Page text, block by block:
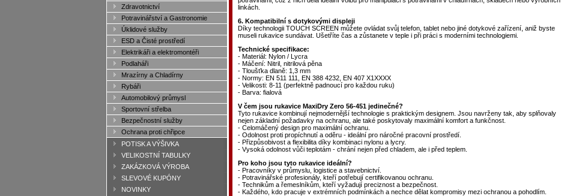
Zdravotnictví
Potravinářství a Gastronomie
Úklidové služby
ESD a Čisté prostředí
Elektrikáři a elektromontéři
Podlaháři
Mrazírny a Chladírny
Rybáři
Automobilový průmysl
Sportovní střelba
Bezpečnostní služby
Ochrana proti chřipce
POTISK A VÝŠIVKA
VELIKOSTNÍ TABULKY
ZAKÁZKOVÁ VÝROBA
SLEVOVÉ KUPÓNY
NOVINKY
linkách.
6. Kompatibilní s dotykovými displeji
Díky technologii TOUCH SCREEN můžete ovládat svůj telefon, tablet nebo jiné dotykové zařízení, aniž byste
museli rukavice sundávat. Ušetříte čas a zůstanete v teple i při práci s moderními technologiemi.
Technické specifikace:
- Materiál: Nylon / Lycra
- Máčení: Nitril, nitrilová pěna
- Tloušťka dlaně: 1,3 mm
- Normy: EN 511 111, EN 388 4232, EN 407 X1XXXX
- Velikosti: 8-11 (perfektně padnoucí pro každou ruku)
- Barva: fialová
V čem jsou rukavice MaxiDry Zero 56-451 jedinečné?
Tyto rukavice kombinují nejmodernější technologie s praktickým designem. Jsou navrženy tak, aby splňovaly
nejen základní požadavky na ochranu, ale také poskytovaly maximální komfort a funkčnost.
- Celomáčený design pro maximální ochranu.
- Odolnost proti propíchnutí a oděru - ideální pro náročné pracovní prostředí.
- Přizpůsobivost a flexibilita díky kombinaci nylonu a lycry.
- Vysoká odolnost vůči teplotám - chrání nejen před chladem, ale i před teplem.
Pro koho jsou tyto rukavice ideální?
- Pracovníky v průmyslu, logistice a stavebnictví.
- Potravinářské profesionály, kteří potřebují certifikovanou ochranu.
- Technikům a řemeslníkům, kteří vyžadují preciznost a bezpečnost.
- Každého, kdo pracuje v extrémních podmínkách a nechce dělat kompromisy mezi ochranou a pohodlím.